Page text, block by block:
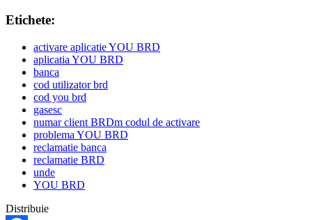
Etichete:
activare aplicatie YOU BRD
aplicatia YOU BRD
banca
cod utilizator brd
cod you brd
gasesc
numar client BRDm codul de activare
problema YOU BRD
reclamatie banca
reclamatie BRD
unde
YOU BRD
Distribuie